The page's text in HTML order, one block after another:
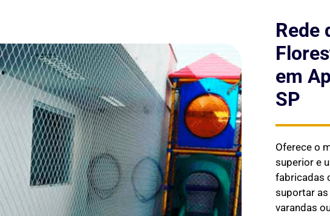
Rede
em
SP
Oferece o
superior e
fabricadas
suportar as
varandas